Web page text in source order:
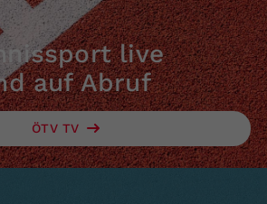
live
auf Abruf
ÖTV TV